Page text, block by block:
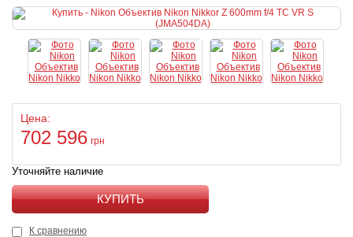
Цена:
702 596 грн
Уточняйте наличие
КУПИТЬ
К сравнению